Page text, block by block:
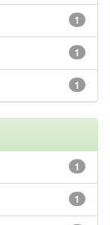
1
1
1
1
1